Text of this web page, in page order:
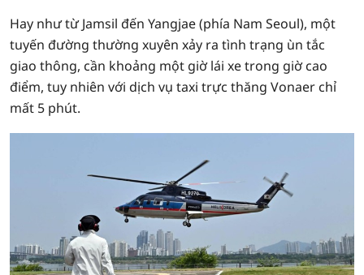
Hay như từ Jamsil đến Yangjae (phía Nam Seoul), một
tuyến đường thường xuyên xảy ra tình trạng ùn tắc
giao thông, cần khoảng một giờ lái xe trong giờ cao
điểm, tuy nhiên với dịch vụ taxi trực thăng Vonaer chỉ
mất 5 phút.